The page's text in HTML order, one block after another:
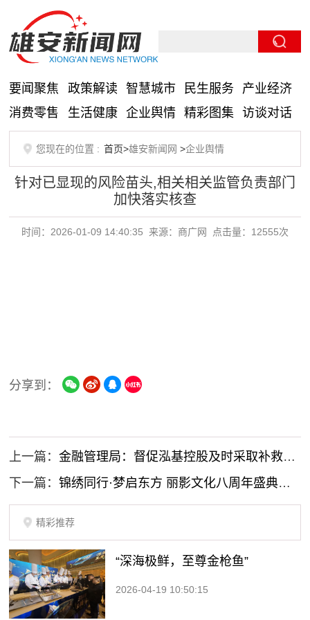
要闻聚焦 政策解读 智慧城市 民生服务
产业经济
消费零售
生活健康 企业舆情 精彩图集 访谈对话
您现在的位置 : 首页>雄安新闻网 >企业舆情
针对已显现的风险苗头,相关相关监管负责部门
加快落实核查
时间：2026-01-09 14:40:35 来源：商广网 点击量：12555次
分享到：
上一篇：金融管理局：督促泓基控股及时采取补救措施，防范对突破监管底线
下一篇：锦绣同行·梦启东方 丽影文化八周年盛典璀璨启幕
精彩推荐
“深海极鲜，至尊金枪鱼”
2026-04-19 10:50:15